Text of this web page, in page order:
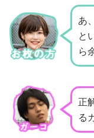
あ
と
ら
正
る